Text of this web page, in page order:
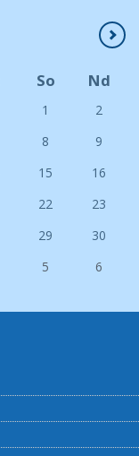
So Nd
1
2
8
9
15
16
22
23
29
30
5 6